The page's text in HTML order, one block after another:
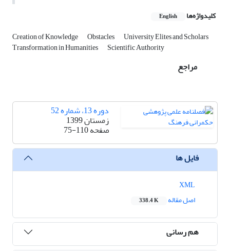
کلیدواژه‌ها English
Creation of Knowledge Obstacles University Elites and Scholars
Transformation in Humanities Scientific Authority
مراجع
دوره 13، شماره 52
زمستان 1399
صفحه75-110
فایل ها
اصل مقاله
338.4 K
هم رسانی